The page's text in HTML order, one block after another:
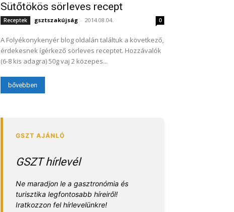
Sütőtökös sörleves recept
Receptek gsztszakújság - 2014.08.04. 0
A Folyékonykenyér blog oldalán találtuk a következő,
érdekesnek ígérkező sörleves receptet. Hozzávalók
(6-8 kis adagra) 50g vaj 2 közepes...
bővebben
GSZT hírlevél
Ne maradjon le a gasztronómia és
turisztika legfontosabb híreiről!
Iratkozzon fel hírlevelünkre!